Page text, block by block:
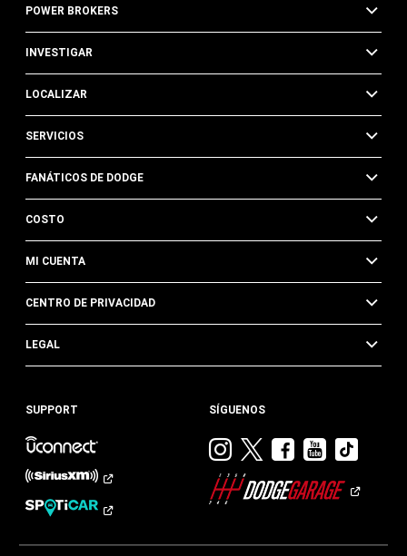
POWER BROKERS
INVESTIGAR
LOCALIZAR
SERVICIOS
FANÁTICOS DE DODGE
COSTO
MI CUENTA
CENTRO DE PRIVACIDAD
LEGAL
SUPPORT SÍGUENOS
Visitar
Dodge
en
Visitar
en
Visitar
en
Visitar
en en